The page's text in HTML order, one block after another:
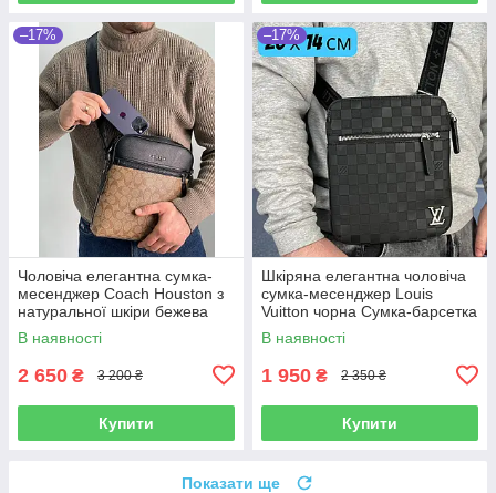
–17%
Чоловіча елегантна сумка-
месенджер Coach Houston з
натуральної шкіри бежева
шкіряна сумка через плече
коуч якісна
В наявності
2 650 ₴ 3 200 ₴
Купити
–17%
Шкіряна елегантна чоловіча
сумка-месенджер Louis
Vuitton чорна Сумка-барсетка
через плече луї вітон хлопцю
В наявності
1 950 ₴ 2 350 ₴
Купити
Показати ще